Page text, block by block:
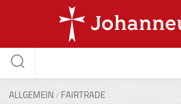
ALLGEMEIN / FAIRTRADE